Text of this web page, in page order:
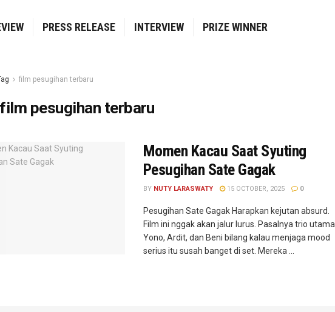
PRESS RELEASE INTERVIEW PRIZE WINNER
film pesugihan terbaru
film pesugihan terbaru
Momen Kacau Saat Syuting
Pesugihan Sate Gagak
BY NUTY LARASWATY 15 OCTOBER, 2025 0
Pesugihan Sate Gagak Harapkan kejutan absurd.
Film ini nggak akan jalur lurus. Pasalnya trio utama
Yono, Ardit, dan Beni bilang kalau menjaga mood
serius itu susah banget di set. Mereka ...